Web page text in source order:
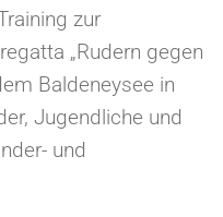
zur
„Rudern gegen
Baldeneysee in
Jugendliche und
und